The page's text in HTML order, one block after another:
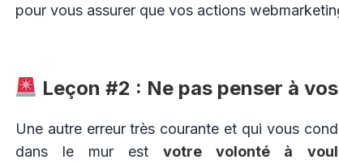
pour vous assurer que vos actions
Leçon #2 : Ne pas penser à
Une autre erreur très courante et qui vous
dans le mur estvotre volonté à